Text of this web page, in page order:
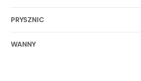
PRYSZNIC
WANNY